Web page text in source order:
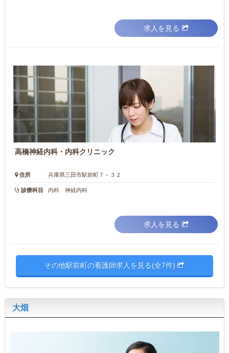
求人を見る
高橋神経内科・内科クリニック
住所 兵庫県三田市駅前町７－３２
診療科目 内科 神経内科
求人を見る
その他駅前町の看護師求人を見る(全7件)
大畑